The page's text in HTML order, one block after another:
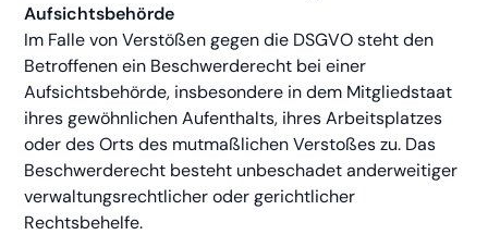
Aufsichtsbehörde
Im Falle von Verstößen gegen die DSGVO steht den
Betroffenen ein Beschwerderecht bei einer
Aufsichtsbehörde, insbesondere in dem Mitgliedstaat
ihres gewöhnlichen Aufenthalts, ihres Arbeitsplatzes
oder des Orts des mutmaßlichen Verstoßes zu. Das
Beschwerderecht besteht unbeschadet anderweitiger
verwaltungsrechtlicher oder gerichtlicher
Rechtsbehelfe.